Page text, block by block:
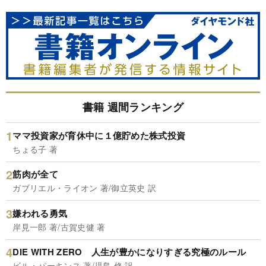
書籍 週間ランキング
ママ投資家が育休中に１億貯めた株式投資
ちょる子 著
筋肉が全て
ガブリエル・ライオン 著/御立英史 訳
嫌われる勇気
岸見一郎 著/古賀史健 著
DIE WITH ZERO 人生が豊かになりすぎる究極のルール